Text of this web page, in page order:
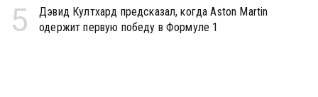
5
Дэвид Култхард предсказал, когда Aston Martin
одержит первую победу в Формуле 1